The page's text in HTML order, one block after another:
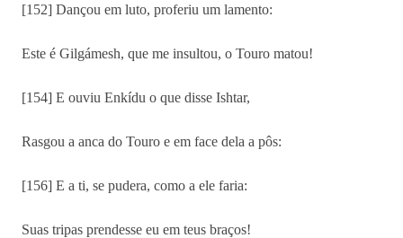
[152] Dançou em luto, proferiu um lamento:
Este é Gilgámesh, que me insultou, o Touro matou!
[154] E ouviu Enkídu o que disse Ishtar,
Rasgou a anca do Touro e em face dela a pôs:
[156] E a ti, se pudera, como a ele faria:
Suas tripas prendesse eu em teus braços!